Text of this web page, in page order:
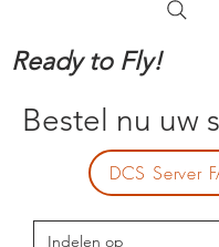
Ready to Fly!
Bestel nu uw
DCS Server